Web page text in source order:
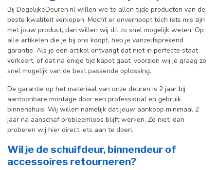
Bij DegelijkeDeuren.nl willen we te allen tijde producten van de
beste kwaliteit verkopen. Mocht er onverhoopt tóch iets mis zijn
met jouw product, dan willen wij dit zo snel mogelijk weten. Op
alle artikelen die je bij ons koopt, heb je vanzelfsprekend
garantie. Als je een artikel ontvangt dat niet in perfecte staat
verkeert, of dat na enige tijd kapot gaat, voorzien wij je graag zo
snel mogelijk van de best passende oplossing.
De garantie op het materiaal van onze deuren is 2 jaar bij
aantoonbare montage door een professional en gebruik
binnenshuis. Wij willen namelijk dat jouw aankoop minimaal 2
jaar na aanschaf probleemloos blijft werken. Zo niet, dan
proberen wij hier direct iets aan te doen.
Wil je de schuifdeur, binnendeur of
accessoires retourneren?